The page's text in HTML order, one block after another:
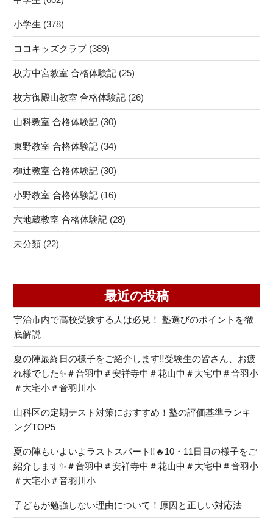
小学生 (378)
ココキッズクラブ (389)
枚方中宮教室 合格体験記 (25)
枚方御殿山教室 合格体験記 (26)
山科教室 合格体験記 (30)
東野教室 合格体験記 (34)
椥辻教室 合格体験記 (30)
小野教室 合格体験記 (16)
六地蔵教室 合格体験記 (28)
未分類 (22)
最近の投稿
宇治市内で高校受験する人は必見！ 塾選びのポイントを徹
底解説
夏の陣最終日の様子をご紹介します‼受験生の皆さん、お疲
れ様でした✨＃音羽中＃安祥寺中＃花山中＃大宅中＃音羽小
＃大宅小＃音羽川小
山科区の定期テスト対策におすすめ！塾の評価基準ランキ
ングTOP5
夏の陣もいよいよラストスパート‼🔥10・11日目の様子をご
紹介します✨＃音羽中＃安祥寺中＃花山中＃大宅中＃音羽小
＃大宅小＃音羽川小
子どもが勉強しない理由について！原因と正しい対応法